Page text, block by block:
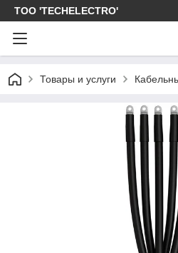
ТОО 'TECHELECTRO'
Товары и услуги